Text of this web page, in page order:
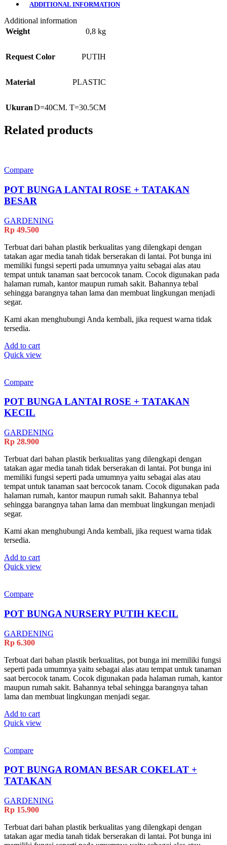
ADDITIONAL INFORMATION
Additional information
Weight
0,8 kg
Request Color PUTIH
Material PLASTIC
UkuranD=40CM. T=30.5CM
Related products
Compare
POT BUNGA LANTAI ROSE + TATAKAN
BESAR
GARDENING
Rp 49.500
Terbuat dari bahan plastik berkualitas yang dilengkapi dengan
tatakan agar media tanah tidak berserakan di lantai. Pot bunga ini
memiliki fungsi seperti pada umumnya yaitu sebagai alas atau
tempat untuk tanaman saat bercocok tanam. Cocok digunakan pada
halaman rumah, kantor maupun rumah sakit. Bahannya tebal
sehingga barangnya tahan lama dan membuat lingkungan menjadi
segar.
Kami akan menghubungi Anda kembali, jika request warna tidak
tersedia.
Add to cart
Quick view
Compare
POT BUNGA LANTAI ROSE + TATAKAN
KECIL
GARDENING
Rp 28.900
Terbuat dari bahan plastik berkualitas yang dilengkapi dengan
tatakan agar media tanah tidak berserakan di lantai. Pot bunga ini
memiliki fungsi seperti pada umumnya yaitu sebagai alas atau
tempat untuk tanaman saat bercocok tanam. Cocok digunakan pada
halaman rumah, kantor maupun rumah sakit. Bahannya tebal
sehingga barangnya tahan lama dan membuat lingkungan menjadi
segar.
Kami akan menghubungi Anda kembali, jika request warna tidak
tersedia.
Add to cart
Quick view
Compare
POT BUNGA NURSERY PUTIH KECIL
GARDENING
Rp 6.300
Terbuat dari bahan plastik berkualitas, pot bunga ini memiliki fungsi
seperti pada umumnya yaitu sebagai alas atau tempat untuk tanaman
saat bercocok tanam. Cocok digunakan pada halaman rumah, kantor
maupun rumah sakit. Bahannya tebal sehingga barangnya tahan
lama dan membuat lingkungan menjadi segar.
Add to cart
Quick view
Compare
POT BUNGA ROMAN BESAR COKELAT +
TATAKAN
GARDENING
Rp 15.900
Terbuat dari bahan plastik berkualitas yang dilengkapi dengan
tatakan agar media tanah tidak berserakan di lantai. Pot bunga ini